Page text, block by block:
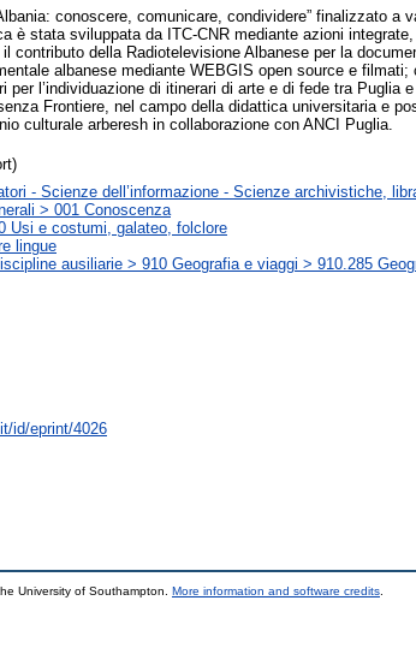
conoscere, comunicare, condividere” finalizzato a
è stata sviluppata da ITC-CNR mediante azioni
contributo della Radiotelevisione Albanese per la
albanese mediante WEBGIS open source e filmati;
per l’individuazione di itinerari di arte e di fede tra Puglia
Frontiere, nel campo della didattica universitaria e
culturale arberesh in collaborazione con ANCI Puglia.
- Scienze dell’informazione - Scienze archivistiche,
> 001 Conoscenza
Usi e costumi, galateo, folclore
lingue
ausiliarie > 910 Geografia e viaggi > 910.285
id/eprint/4026
University of Southampton. More information and software credits